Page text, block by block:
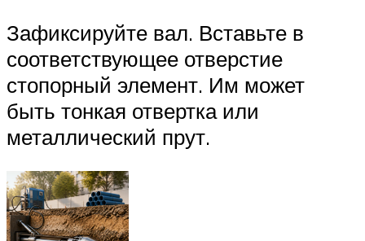
Зафиксируйте вал. Вставьте в
соответствующее отверстие
стопорный элемент. Им может
быть тонкая отвертка или
металлический прут.